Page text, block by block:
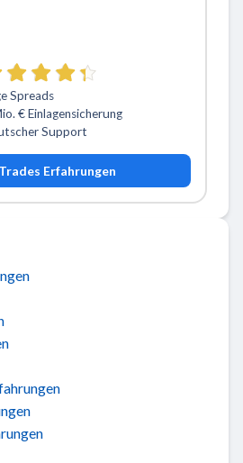
Spreads
€ Einlagensicherung
Support
Erfahrungen